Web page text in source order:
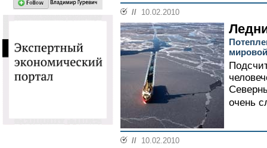
// 10.02.2010
очень
// 10.02.2010